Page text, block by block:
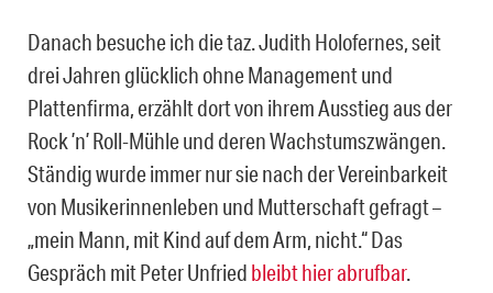
Danach besuche ich die taz. Judith Holofernes, seit
drei Jahren glücklich ohne Management und
Plattenfirma, erzählt dort von ihrem Ausstieg aus der
Rock ’n’ Roll-Mühle und deren Wachstumszwängen.
Ständig wurde immer nur sie nach der Vereinbarkeit
von Musikerinnenleben und Mutterschaft gefragt –
„mein Mann, mit Kind auf dem Arm, nicht.“ Das
Gespräch mit Peter Unfried bleibt hier abrufbar.